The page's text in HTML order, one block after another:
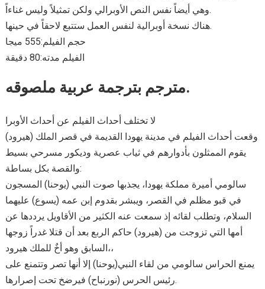
وهي أيضاً نفس النص الأوبرالي ولكن تمثيلاً وليس غناءاً.
هناك نسخة أوبرالية لنفس العمل ستتبع لاحقاً في حينها.
حجم الفيلم:555 ميجا
الفيلم مدته:80 دقيقة
مترجم بترجمة عربية ملصوقه.
لا تختلف أحداث الفيلم عن أحداث الأوبرا
وقعت أحداث الفيلم في مدينة يهودا القديمة في قصر الملك (هيرود)
يقوم الممثلون بأدوارهم في ثياب عصرية وديكور مسرحي بسيط
والقصة بكل بساطة:
سالومي أميرة مملكة يهودا، يجذبها صوت النبي (يوحنا) المسجون
في قبو مظلم في القصر، ويبشر بقدوم إبن عمه (يسوع) عليهما
السلام، وتطلب لقائه إذ سمعت عنه الكثير من الأقاويل يرددها عن
أمها التي تزوجت من (هيرود) حاكم الربع بعد أن قتلا غدراً زوجها
السابق وهو أخٌ للملك هيرود،،
يمنع الحراس سالومي من لقاء النبي(يوحنا) إلا أنها تصر وتتمنع على
رئيس الحرس (نورنباح) فيرضخ تحت إصرارها.